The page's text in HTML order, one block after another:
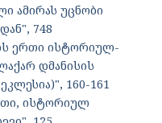
ამირას უცნობი
748
ერთი ისტორიულ-
დმანისის
160-161
ისტორიულ